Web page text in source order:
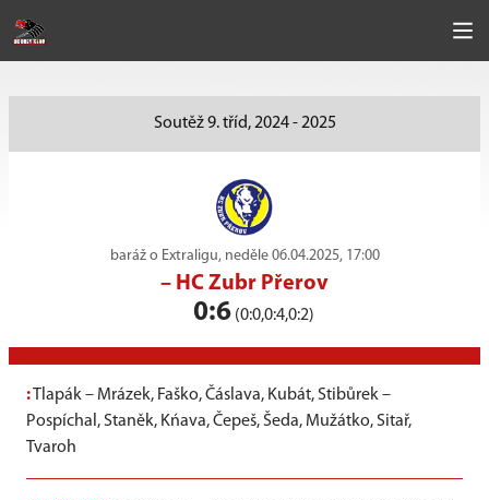
Soutěž 9. tříd, 2024 - 2025
baráž o Extraligu, neděle 06.04.2025, 17:00
– HC Zubr Přerov
0:6 (0:0,0:4,0:2)
:Tlapák – Mrázek, Faško, Čáslava, Kubát, Stibůrek –
Pospíchal, Staněk, Kńava, Čepeš, Šeda, Mužátko, Sitař,
Tvaroh